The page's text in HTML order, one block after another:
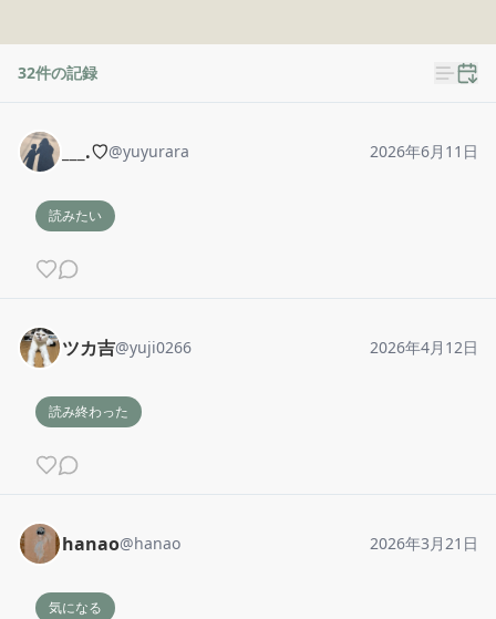
32件の記録
___.♡@yuyurara 2026年6月11日
読みたい
ツカ吉@yuji0266 2026年4月12日
読み終わった
hanao@hanao 2026年3月21日
気になる